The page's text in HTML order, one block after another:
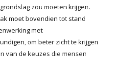
zou moeten krijgen.
moet bovendien tot stand
met
om beter zicht te krijgen
van de keuzes die mensen